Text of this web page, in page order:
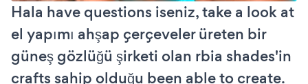
Hala have questions iseniz, take a look at
el yapımı ahşap çerçeveler üreten bir
güneş gözlüğü şirketi olan rbia shades'in
crafts sahip olduğu been able to create.